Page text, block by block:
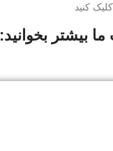
کنید
بیشتر بخوانید: